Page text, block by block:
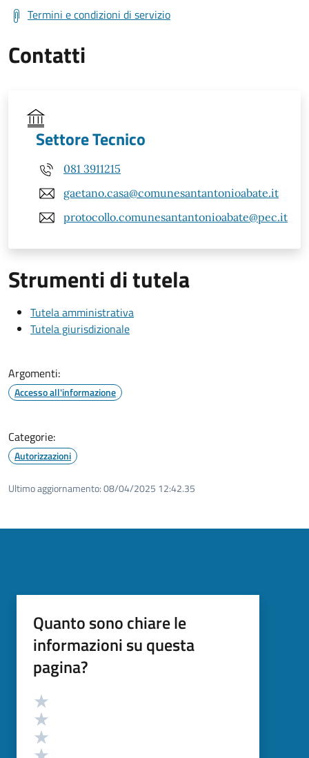
Termini e condizioni di servizio
Contatti
Settore Tecnico
081 3911215
gaetano.casa@comunesantantonioabate.it
protocollo.comunesantantonioabate@pec.it
Strumenti di tutela
Tutela amministrativa
Tutela giurisdizionale
Argomenti:
Accesso all'informazione
Categorie:
Autorizzazioni
Ultimo aggiornamento:08/04/2025 12:42.35
Quanto sono chiare le
informazioni su questa
pagina?
Valutazione